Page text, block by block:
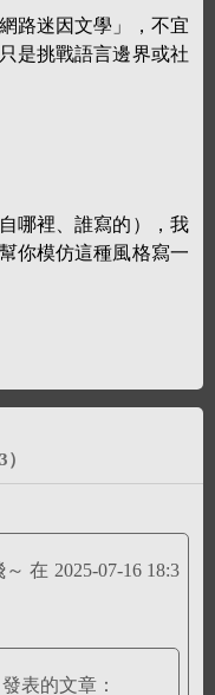
路迷因文學」，不宜
是挑戰語言邊界或社
哪裡、誰寫的），我
你模仿這種風格寫一
）
發表的文章：